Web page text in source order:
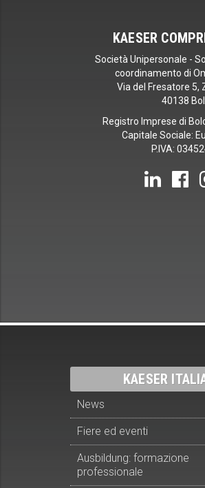
KAESER
Società Unipersonale -
coordinamento di
Via del Fresatore 5,
40138
Registro Imprese di
Capitale Sociale:
P.IVA:
KAESER
News
Fiere ed eventi
Ausbildung: formazione
professionale